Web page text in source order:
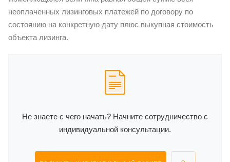
неоплаченных лизинговых платежей по договору по
состоянию на конкретную дату плюс выкупная стоимость
объекта лизинга.
Не знаете с чего начать? Начните сотрудничество с
индивидуальной консультации.